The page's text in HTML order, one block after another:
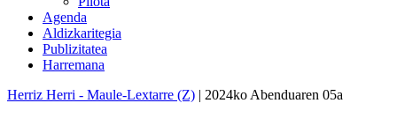
Agenda
Aldizkaritegia
Publizitatea
Harremana
Herriz Herri - Maule-Lextarre (Z) | 2024ko Abenduaren 05a